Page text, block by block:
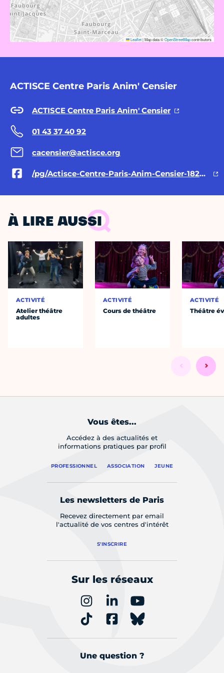
Leaflet|Map data ©OpenStreetMapcontributors
ACTISCE Centre Paris Anim' Censier
ACTISCE Centre Paris Anim' Censier
01 43 37 40 92
cacensier@actisce.org
/pg/Actisce-Centre-Paris-Anim-Censier-182530205117234/posts/
À LIRE AUSSI
ACTIVITÉ
Atelier théâtre
adultes
ACTIVITÉ
Cours de théâtre
ACTIVITÉ
Théâtre
Vous êtes...
Accédez à des actualités et
informations pratiques par profil
PROFESSIONNEL ASSOCIATION JEUNE
Les newsletters de Paris
Recevez directement par email
l'actualité de vos centres d'intérêt
S'INSCRIRE
Sur les réseaux
Une question ?